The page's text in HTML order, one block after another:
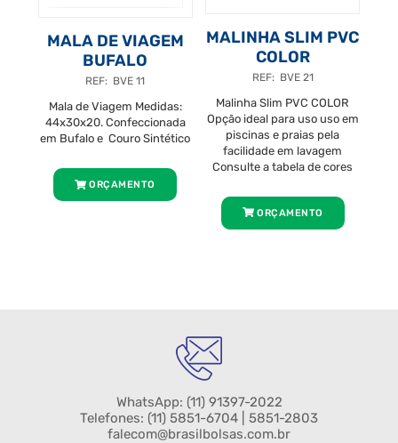
MALA DE VIAGEM
BUFALO
REF: BVE 11
Mala de Viagem Medidas:
44x30x20. Confeccionada
em Bufalo e Couro Sintético
ORÇAMENTO
MALINHA SLIM PVC
COLOR
REF: BVE 21
Malinha Slim PVC COLOR
Opção ideal para uso uso em
piscinas e praias pela
facilidade em lavagem
Consulte a tabela de cores
ORÇAMENTO
WhatsApp: (11) 91397-2022
Telefones: (11) 5851-6704 | 5851-2803
falecom@brasilbolsas.com.br